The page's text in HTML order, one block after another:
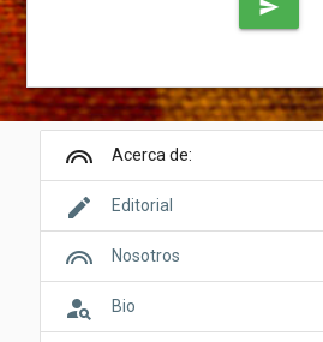
send
looks Acerca de:
edit Editorial
looks Nosotros
person_search Bio